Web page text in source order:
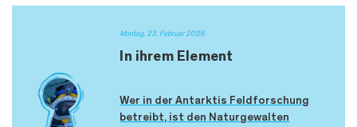
Montag, 23. Februar 2026
In ihrem Element
Wer in der Antarktis Feldforschung
betreibt, ist den Naturgewalten